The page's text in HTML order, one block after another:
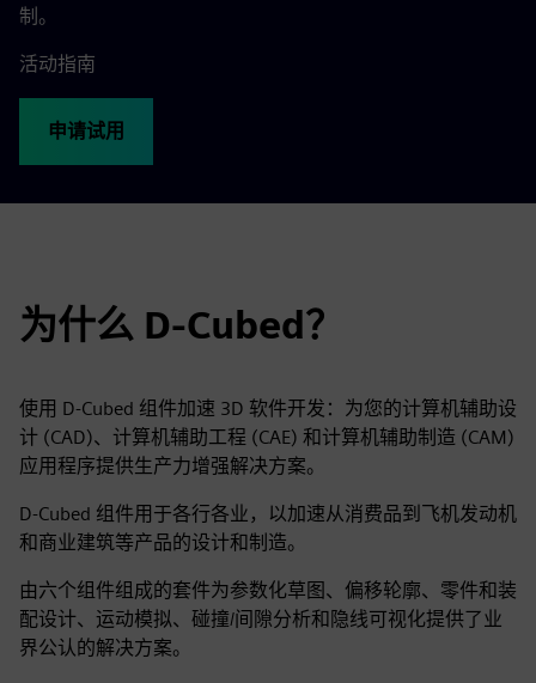
制。
活动指南
申请试用
为什么 D-Cubed？
使用 D-Cubed 组件加速 3D 软件开发：为您的计算机辅助设
计 (CAD)、计算机辅助工程 (CAE) 和计算机辅助制造 (CAM)
应用程序提供生产力增强解决方案。
D-Cubed 组件用于各行各业，以加速从消费品到飞机发动机
和商业建筑等产品的设计和制造。
由六个组件组成的套件为参数化草图、偏移轮廓、零件和装
配设计、运动模拟、碰撞/间隙分析和隐线可视化提供了业
界公认的解决方案。